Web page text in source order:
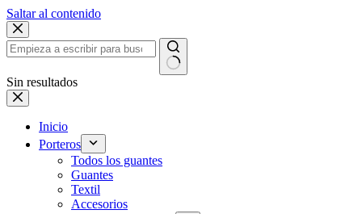
Saltar al contenido
Sin resultados
Inicio
Porteros
Todos los guantes
Guantes
Textil
Accesorios